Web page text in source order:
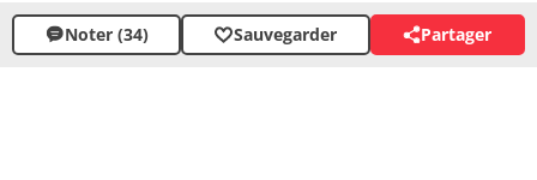
texture et couleurs variées. Facile à préparer, cette
recette est idéale pour un repas estival en famille ou
Noter (34) Sauvegarder Partager